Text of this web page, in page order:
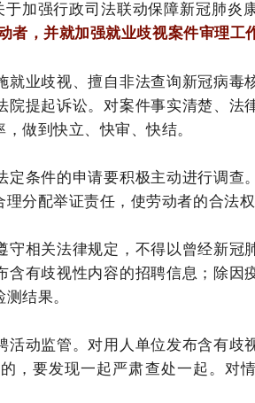
加强行政司法联动保障新冠肺炎
，并就加强就业歧视案件审理工
业歧视、擅自非法查询新冠病毒
提起诉讼。对案件事实清楚、法
做到快立、快审、快结。
条件的申请要积极主动进行调查
分配举证责任，使劳动者的合法权
相关法律规定，不得以曾经新冠
有歧视性内容的招聘信息；除因
结果。
动监管。对用人单位发布含有歧
，要发现一起严肃查处一起。对